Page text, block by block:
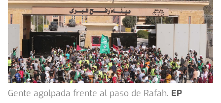
Gente agolpada frente al paso de Rafah. EP